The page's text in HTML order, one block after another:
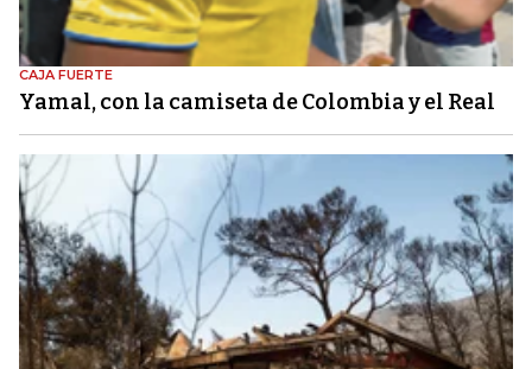
CAJA FUERTE
Yamal, con la camiseta de Colombia y el Real